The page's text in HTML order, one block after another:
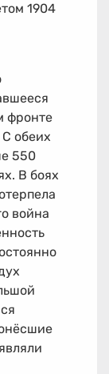
1904
фронте
обеих
550
В боях
война